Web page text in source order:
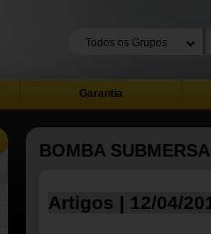
Garantia
BOMBA
Artigos | 12/04/